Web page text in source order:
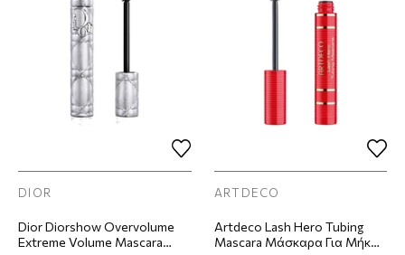
DIOR
Dior Diorshow Overvolume
Extreme Volume Mascara
ARTDECO
Artdeco Lash Hero Tubing
Mascara Μάσκαρα Για Μήκος